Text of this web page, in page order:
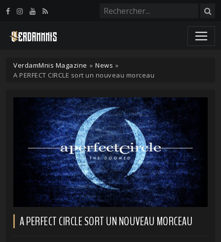
VerdamMnis Magazine » News »
A PERFECT CIRCLE sort un nouveau morceau
A PERFECT CIRCLE SORT UN NOUVEAU MORCEAU
Panneau de gestion des cookies